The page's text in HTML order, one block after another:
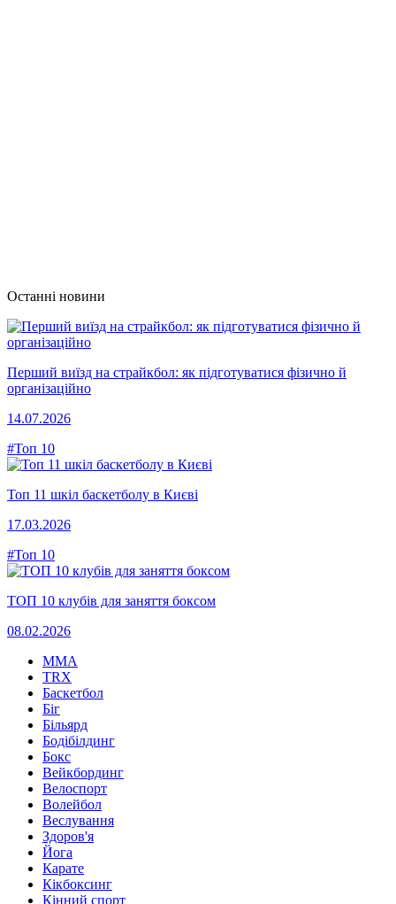
Останні новини
Перший виїзд на страйкбол: як підготуватися фізично й
організаційно
14.07.2026
#Топ 10
Топ 11 шкіл баскетболу в Києві
17.03.2026
#Топ 10
ТОП 10 клубів для заняття боксом
08.02.2026
MMA
TRX
Баскетбол
Біг
Більярд
Бодібілдинг
Бокс
Вейкбординг
Велоспорт
Волейбол
Веслування
Здоров'я
Йога
Карате
Кікбоксинг
Кінний спорт